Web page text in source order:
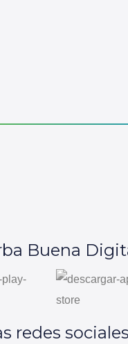
Buena
redes sociales